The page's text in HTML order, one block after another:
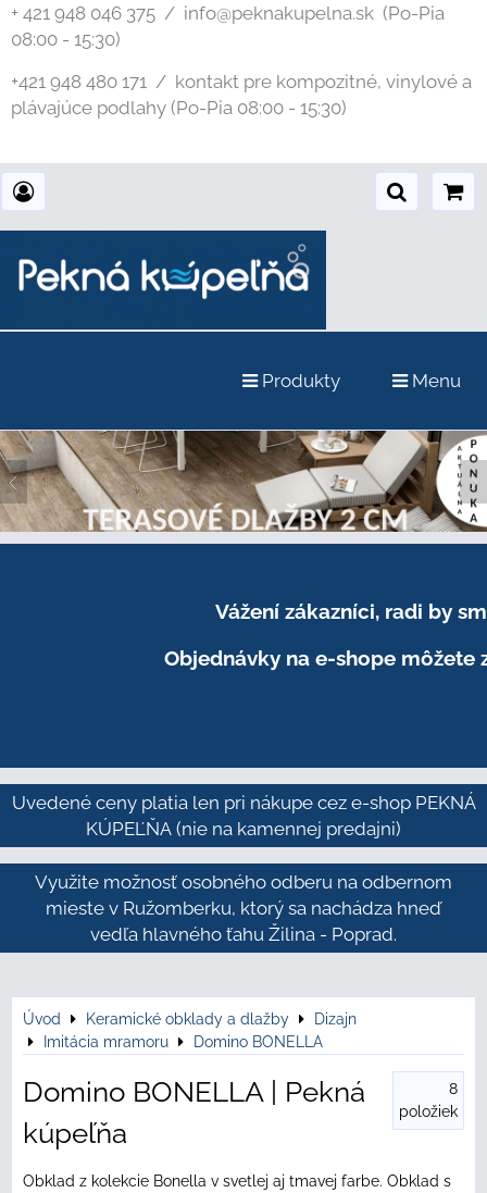
+ 421 948 046 375 / info@peknakupelna.sk (Po-Pia
08:00 - 15:30)
+421 948 480 171 / kontakt pre kompozitné, vinylové a
plávajúce podlahy (Po-Pia 08:00 - 15:30)
Produkty Menu
Vážení zákazníci, radi by
Objednávky na e-shope môžete
Uvedené ceny platia len pri nákupe cez e-shop PEKNÁ
KÚPEĽŇA (nie na kamennej predajni)
Využite možnosť osobného odberu na odbernom
mieste v Ružomberku, ktorý sa nachádza hneď
vedľa hlavného ťahu Žilina - Poprad.
Úvod Keramické obklady a dlažby
Dizajn
Imitácia mramoru
Domino BONELLA
Domino BONELLA | Pekná
kúpeľňa
8
položiek
Obklad z kolekcie Bonella v svetlej aj tmavej farbe. Obklad s